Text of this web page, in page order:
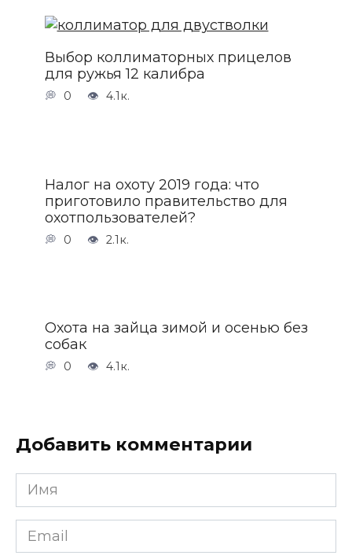
Выбор коллиматорных прицелов
для ружья 12 калибра
0 4.1к.
Налог на охоту 2019 года: что
приготовило правительство для
охотпользователей?
0 2.1к.
Охота на зайца зимой и осенью без
собак
0 4.1к.
Добавить комментарии
Имя
Email
*